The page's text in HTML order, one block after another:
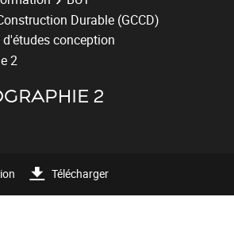
Durable (GCCD)
conception
2
2
Télécharger